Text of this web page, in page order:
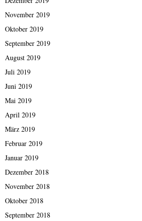
November 2019
Oktober 2019
September 2019
August 2019
Juli 2019
Juni 2019
Mai 2019
April 2019
März 2019
Februar 2019
Januar 2019
Dezember 2018
November 2018
Oktober 2018
September 2018